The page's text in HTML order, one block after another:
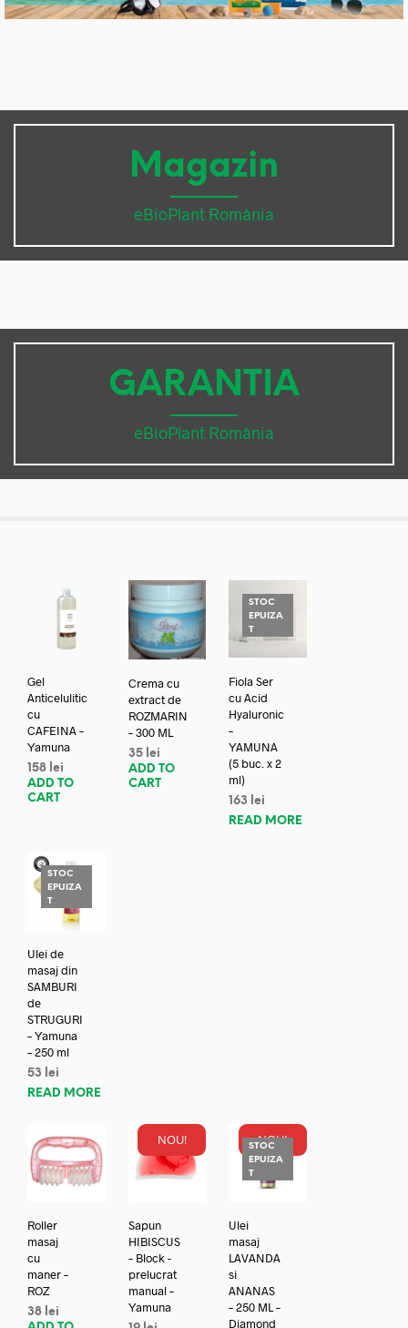
Magazin
eBioPlant România
GARANTIA
eBioPlant România
Gel
Anticelulitic
cu
CAFEINA –
Yamuna
158 lei
ADD TO
CART
Crema cu
extract de
ROZMARIN
– 300 ML
35 lei
ADD TO
CART
STOC
EPUIZA
T
Fiola Ser
cu Acid
Hyaluronic
–
YAMUNA
(5 buc. x 2
ml)
163
lei
READ MORE
STOC
EPUIZA
T
Ulei de
masaj din
SAMBURI
de
STRUGURI
– Yamuna
– 250 ml
53
lei
READ MORE
Roller
masaj
cu
maner –
ROZ
38 lei
NOU!
Sapun
HIBISCUS
– Block -
prelucrat
manual –
Yamuna
NOU!
STOC
EPUIZA
T
Ulei
masaj
LAVANDA
si
ANANAS
– 250 ML –
Diamond